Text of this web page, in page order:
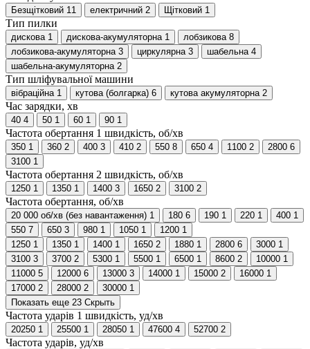
Безщітковий 11 електричний 2 Щітковий 1
Тип пилки
дискова 1 дискова-акумуляторна 1 лобзикова 8
лобзикова-акумуляторна 3 циркулярна 3 шабельна 4
шабельна-акумуляторна 2
Тип шліфувальної машини
вібраційна 1 кутова (болгарка) 6 кутова акумуляторна 2
Час зарядки, хв
40 4 50 1 60 1 90 1
Частота обертання 1 швидкість, об/хв
350 1 360 2 400 3 410 2 550 8 650 4 1100 2 2800 6
3100 1
Частота обертання 2 швидкість, об/хв
1250 1 1350 1 1400 3 1650 2 3100 2
Частота обертання, об/хв
20 000 об/хв (без навантаження) 1 180 6 190 1 220 1 400 1
550 7 650 3 980 1 1050 1 1200 1
1250 1 1350 1 1400 1 1650 2 1880 1 2800 6 3000 1
3100 3 3700 2 5300 1 5500 1 6500 1 8600 2 10000 1
11000 5 12000 6 13000 3 14000 1 15000 2 16000 1
17000 2 28000 2 30000 1
Показать еще 23 Скрыть
Частота ударів 1 швидкість, уд/хв
20250 1 25500 1 28050 1 47600 4 52700 2
Частота ударів, уд/хв